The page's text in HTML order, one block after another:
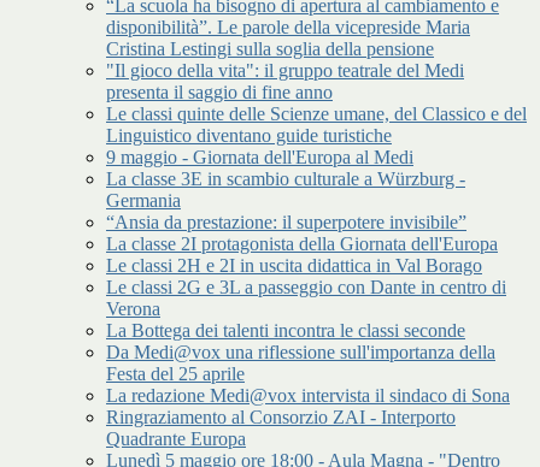
“La scuola ha bisogno di apertura al cambiamento e
disponibilità”. Le parole della vicepreside Maria
Cristina Lestingi sulla soglia della pensione
"Il gioco della vita": il gruppo teatrale del Medi
presenta il saggio di fine anno
Le classi quinte delle Scienze umane, del Classico e del
Linguistico diventano guide turistiche
9 maggio - Giornata dell'Europa al Medi
La classe 3E in scambio culturale a Würzburg -
Germania
“Ansia da prestazione: il superpotere invisibile”
La classe 2I protagonista della Giornata dell'Europa
Le classi 2H e 2I in uscita didattica in Val Borago
Le classi 2G e 3L a passeggio con Dante in centro di
Verona
La Bottega dei talenti incontra le classi seconde
Da Medi@vox una riflessione sull'importanza della
Festa del 25 aprile
La redazione Medi@vox intervista il sindaco di Sona
Ringraziamento al Consorzio ZAI - Interporto
Quadrante Europa
Lunedì 5 maggio ore 18:00 - Aula Magna - "Dentro